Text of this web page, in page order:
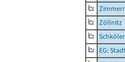
Zöllnitz
EG: